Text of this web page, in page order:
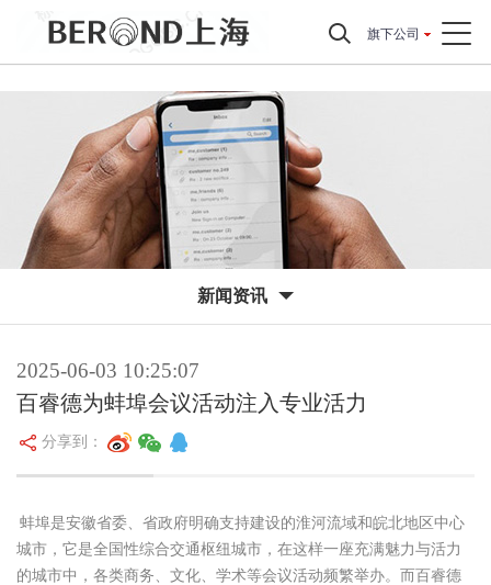
旗下公司
新闻资讯
2025-06-03 10:25:07
百睿德为蚌埠会议活动注入专业活力
分享到：
蚌埠是安徽省委、省政府明确支持建设的淮河流域和皖北地区中心
城市，它是全国性综合交通枢纽城市，在这样一座充满魅力与活力
的城市中，各类商务、文化、学术等会议活动频繁举办。而百睿德